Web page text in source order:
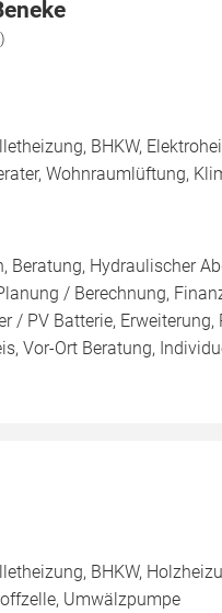
BHKW,
Wohnraumlüftung,
Hydraulischer
/ Berechnung,
PV Batterie, Erweiterung,
Vor-Ort Beratung,
BHKW,
Umwälzpumpe